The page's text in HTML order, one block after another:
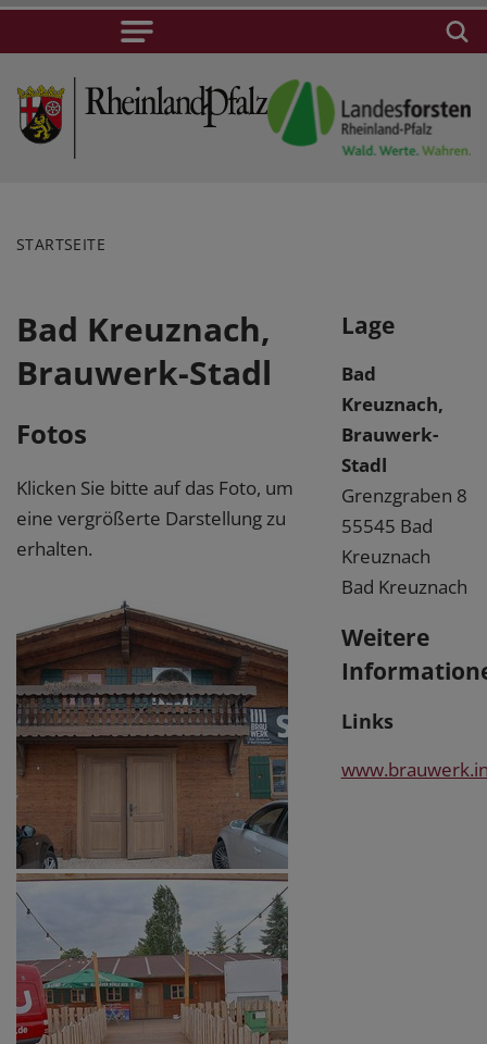
STARTSEITE
Bad Kreuznach,
Brauwerk-Stadl
Fotos
Klicken Sie bitte auf das Foto, um
eine vergrößerte Darstellung zu
erhalten.
Lage
Bad
Kreuznach,
Brauwerk-
Stadl
Grenzgraben 8
55545 Bad
Kreuznach
Bad Kreuznach
Weitere
Links